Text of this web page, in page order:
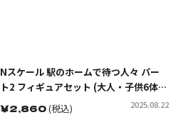
Nスケール 駅のホームで待つ人々 パー
ト2 フィギュアセット (大人・子供6体入
￥2,860(税込) 2025.08.22